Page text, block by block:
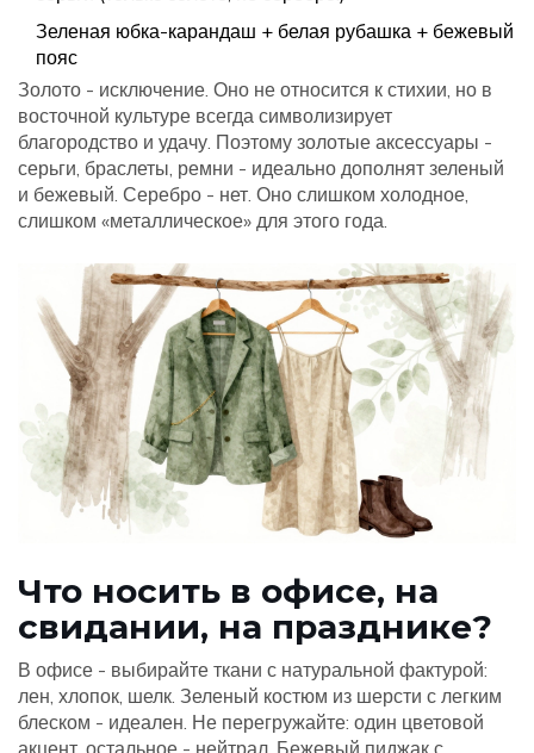
Зеленая юбка-карандаш + белая рубашка + бежевый
пояс
Золото - исключение. Оно не относится к стихии, но в
восточной культуре всегда символизирует
благородство и удачу. Поэтому золотые аксессуары -
серьги, браслеты, ремни - идеально дополнят зеленый
и бежевый. Серебро - нет. Оно слишком холодное,
слишком «металлическое» для этого года.
Что носить в офисе, на
свидании, на празднике?
В офисе - выбирайте ткани с натуральной фактурой:
лен, хлопок, шелк. Зеленый костюм из шерсти с легким
блеском - идеален. Не перегружайте: один цветовой